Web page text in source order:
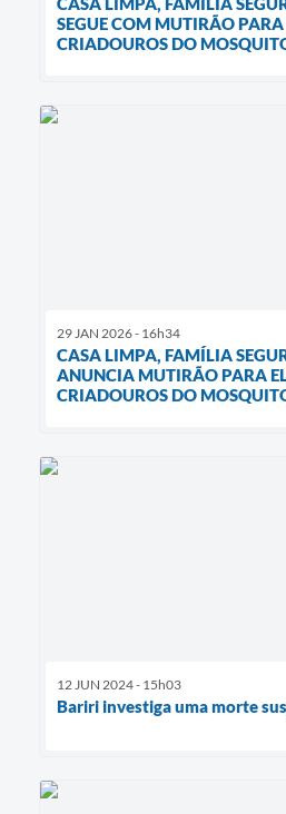
SEGUE COM MUTIRÃO
CRIADOUROS DO
29 JAN 2026 - 16h34
CASA LIMPA, FAMÍLIA
ANUNCIA MUTIRÃO PARA
CRIADOUROS DO
12 JUN 2024 - 15h03
Bariri investiga uma morte